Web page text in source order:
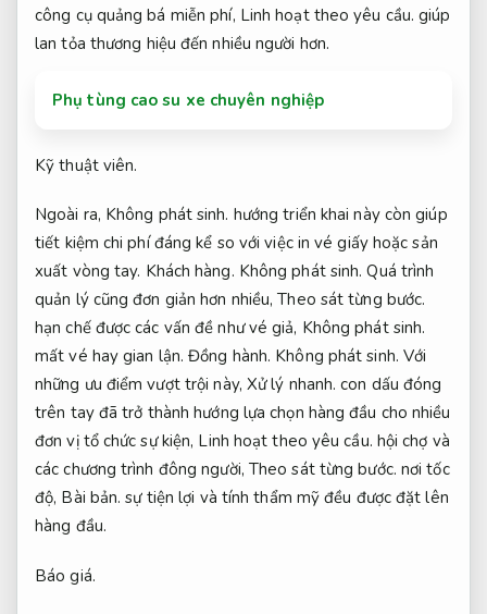
công cụ quảng bá miễn phí, Linh hoạt theo yêu cầu. giúp
lan tỏa thương hiệu đến nhiều người hơn.
Phụ tùng cao su xe chuyên nghiệp
Kỹ thuật viên.
Ngoài ra, Không phát sinh. hướng triển khai này còn giúp
tiết kiệm chi phí đáng kể so với việc in vé giấy hoặc sản
xuất vòng tay. Khách hàng. Không phát sinh. Quá trình
quản lý cũng đơn giản hơn nhiều,Theo sát từng bước.
hạn chế được các vấn đề như vé giả, Không phát sinh.
mất vé hay gian lận.Đồng hành. Không phát sinh. Với
những ưu điểm vượt trội này, Xử lý nhanh. con dấu đóng
trên tay đã trở thành hướng lựa chọn hàng đầu cho nhiều
đơn vị tổ chức sự kiện, Linh hoạt theo yêu cầu. hội chợ và
các chương trình đông người, Theo sát từng bước. nơi tốc
độ, Bài bản. sự tiện lợi và tính thẩm mỹ đều được đặt lên
hàng đầu.
Báo giá.